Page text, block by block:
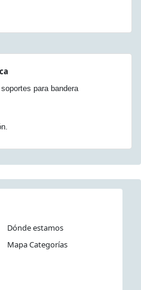
para bandera
Dónde estamos
Mapa Categorías